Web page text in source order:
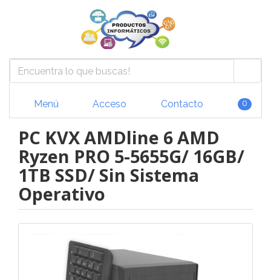
Menú Acceso Contacto 0
PC KVX AMDline 6 AMD
Ryzen PRO 5-5655G/ 16GB/
1TB SSD/ Sin Sistema
Operativo